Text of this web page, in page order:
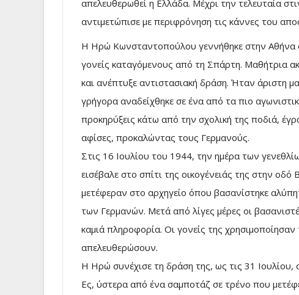
απελευθερωθεί η Ελλάδα. Μέχρι την τελευταία
αντιμετώπισε με περιφρόνηση τις κάννες του
Η Ηρώ Κωνσταντοπούλου γεννήθηκε στην Αθήνα
γονείς καταγόμενους από τη Σπάρτη. Μαθήτρια
και ανέπτυξε αντιστασιακή δράση. Ήταν άριστη
γρήγορα αναδείχθηκε σε ένα από τα πιο
προκηρύξεις κάτω από την σχολική της ποδιά,
αφίσες, προκαλώντας τους Γερμανούς.
Στις 16 Ιουλίου του 1944, την ημέρα των
εισέβαλε στο σπίτι της οικογένειάς της στην
μετέφεραν στο αρχηγείο όπου βασανίστηκε
των Γερμανών. Μετά από λίγες μέρες οι
καμιά πληροφορία. Οι γονείς της
απελευθερώσουν.
Η Ηρώ συνέχισε τη δράση της, ως τις 31
Ες, ύστερα από ένα σαμποτάζ σε τρένο που